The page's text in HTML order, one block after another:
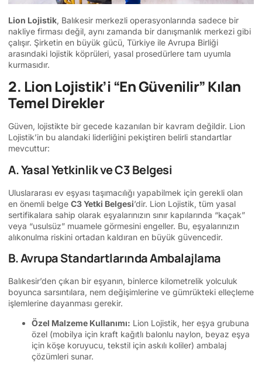
Lion Lojistik, Balıkesir merkezli operasyonlarında sadece bir
nakliye firması değil, aynı zamanda bir danışmanlık merkezi gibi
çalışır. Şirketin en büyük gücü, Türkiye ile Avrupa Birliği
arasındaki lojistik köprüleri, yasal prosedürlere tam uyumla
kurmasıdır.
2. Lion Lojistik’i “En Güvenilir” Kılan
Temel Direkler
Güven, lojistikte bir gecede kazanılan bir kavram değildir. Lion
Lojistik’in bu alandaki liderliğini pekiştiren belirli standartlar
mevcuttur:
A. Yasal Yetkinlik ve C3 Belgesi
Uluslararası ev eşyası taşımacılığı yapabilmek için gerekli olan
en önemli belge C3 Yetki Belgesi’dir. Lion Lojistik, tüm yasal
sertifikalara sahip olarak eşyalarınızın sınır kapılarında “kaçak”
veya “usulsüz” muamele görmesini engeller. Bu, eşyalarınızın
alıkonulma riskini ortadan kaldıran en büyük güvencedir.
B. Avrupa Standartlarında Ambalajlama
Balıkesir’den çıkan bir eşyanın, binlerce kilometrelik yolculuk
boyunca sarsıntılara, nem değişimlerine ve gümrükteki elleçleme
işlemlerine dayanması gerekir.
Özel Malzeme Kullanımı: Lion Lojistik, her eşya grubuna
özel (mobilya için kraft kağıtlı balonlu naylon, beyaz eşya
için köşe koruyucu, tekstil için askılı koliler) ambalaj
çözümleri sunar.